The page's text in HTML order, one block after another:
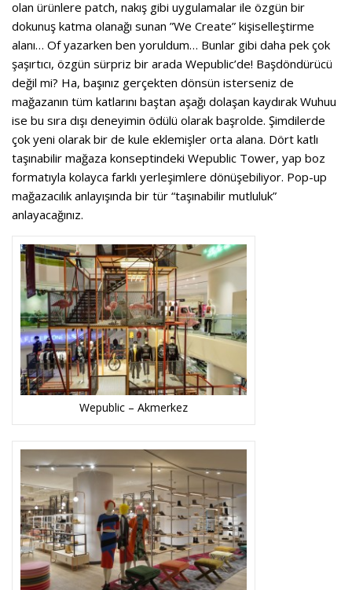
olan ürünlere patch, nakış gibi uygulamalar ile özgün bir
dokunuş katma olanağı sunan ”We Create” kişiselleştirme
alanı… Of yazarken ben yoruldum… Bunlar gibi daha pek çok
şaşırtıcı, özgün sürpriz bir arada Wepublic’de! Başdöndürücü
değil mi? Ha, başınız gerçekten dönsün isterseniz de
mağazanın tüm katlarını baştan aşağı dolaşan kaydırak Wuhuu
ise bu sıra dışı deneyimin ödülü olarak başrolde. Şimdilerde
çok yeni olarak bir de kule eklemişler orta alana. Dört katlı
taşınabilir mağaza konseptindeki Wepublic Tower, yap boz
formatıyla kolayca farklı yerleşimlere dönüşebiliyor. Pop-up
mağazacılık anlayışında bir tür “taşınabilir mutluluk”
anlayacağınız.
Wepublic – Akmerkez